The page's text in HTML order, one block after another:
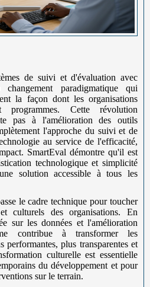
de suivi et d'évaluation avec
paradigmatique qui
la façon dont les organisations
Cette révolution
pas à l'amélioration des outils
l'approche du suivi et de
au service de l'efficacité,
SmartEval démontre qu'il est
technologique et simplicité
solution accessible à tous les
le cadre technique pour toucher
culturels des organisations. En
sur les données et l'amélioration
contribue à transformer les
performantes, plus transparentes et
culturelle est essentielle
du développement et pour
sur le terrain.